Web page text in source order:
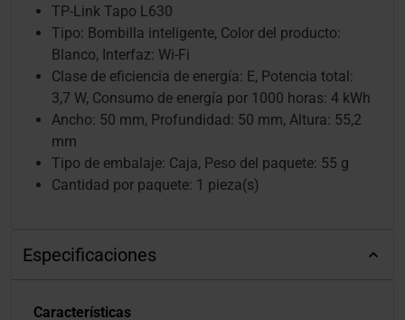
TP-Link Tapo L630
Tipo: Bombilla inteligente, Color del producto:
Blanco, Interfaz: Wi-Fi
Clase de eficiencia de energía: E, Potencia total:
3,7 W, Consumo de energía por 1000 horas: 4 kWh
Ancho: 50 mm, Profundidad: 50 mm, Altura: 55,2
mm
Tipo de embalaje: Caja, Peso del paquete: 55 g
Cantidad por paquete: 1 pieza(s)
Especificaciones
Características